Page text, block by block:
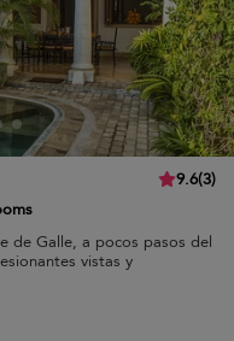
9.6(3)
de Galle, a pocos pasos del
vistas y